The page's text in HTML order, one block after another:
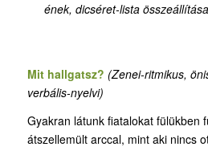
ének, dicséret-lista összeállítása
Mit hallgatsz? (Zenei-ritmikus,
verbális-nyelvi)
Gyakran látunk fiatalokat fülükben
átszellemült arccal, mint aki nincs